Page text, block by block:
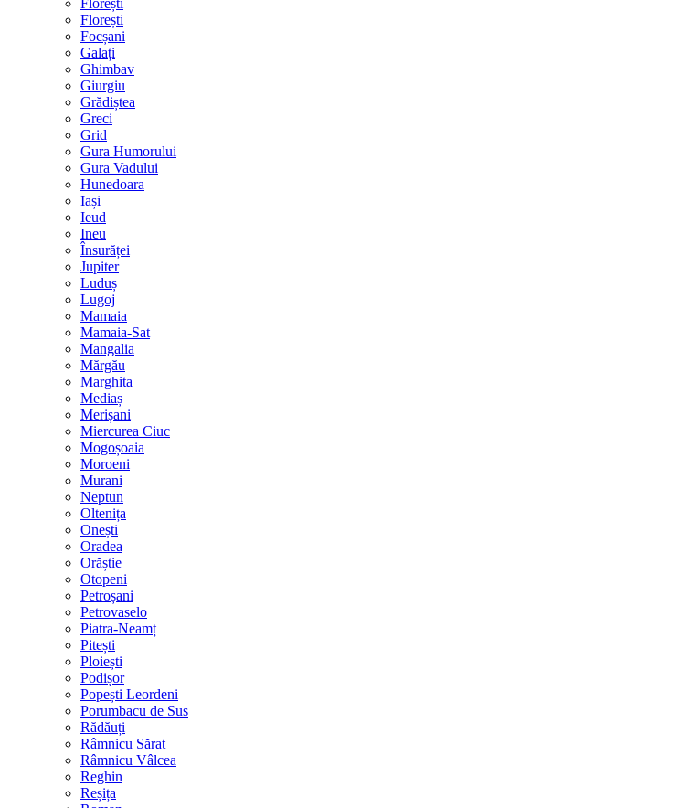
Florești
Florești
Focșani
Galați
Ghimbav
Giurgiu
Grădiștea
Greci
Grid
Gura Humorului
Gura Vadului
Hunedoara
Iași
Ieud
Ineu
Însurăței
Jupiter
Luduș
Lugoj
Mamaia
Mamaia-Sat
Mangalia
Mărgău
Marghita
Mediaș
Merișani
Miercurea Ciuc
Mogoșoaia
Moroeni
Murani
Neptun
Oltenița
Onești
Oradea
Orăștie
Otopeni
Petroșani
Petrovaselo
Piatra-Neamț
Pitești
Ploiești
Podișor
Popești Leordeni
Porumbacu de Sus
Rădăuți
Râmnicu Sărat
Râmnicu Vâlcea
Reghin
Reșița